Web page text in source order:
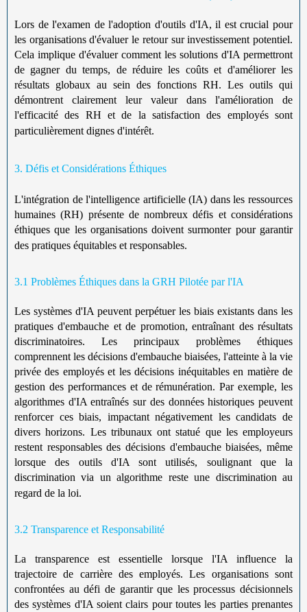
Lors de l'examen de l'adoption d'outils d'IA, il est crucial pour
les organisations d'évaluer le retour sur investissement potentiel.
Cela implique d'évaluer comment les solutions d'IA permettront
de gagner du temps, de réduire les coûts et d'améliorer les
résultats globaux au sein des fonctions RH. Les outils qui
démontrent clairement leur valeur dans l'amélioration de
l'efficacité des RH et de la satisfaction des employés sont
particulièrement dignes d'intérêt.
3. Défis et Considérations Éthiques
L'intégration de l'intelligence artificielle (IA) dans les ressources
humaines (RH) présente de nombreux défis et considérations
éthiques que les organisations doivent surmonter pour garantir
des pratiques équitables et responsables.
3.1 Problèmes Éthiques dans la GRH Pilotée par l'IA
Les systèmes d'IA peuvent perpétuer les biais existants dans les
pratiques d'embauche et de promotion, entraînant des résultats
discriminatoires. Les principaux problèmes éthiques
comprennent les décisions d'embauche biaisées, l'atteinte à la vie
privée des employés et les décisions inéquitables en matière de
gestion des performances et de rémunération. Par exemple, les
algorithmes d'IA entraînés sur des données historiques peuvent
renforcer ces biais, impactant négativement les candidats de
divers horizons. Les tribunaux ont statué que les employeurs
restent responsables des décisions d'embauche biaisées, même
lorsque des outils d'IA sont utilisés, soulignant que la
discrimination via un algorithme reste une discrimination au
regard de la loi.
3.2 Transparence et Responsabilité
La transparence est essentielle lorsque l'IA influence la
trajectoire de carrière des employés. Les organisations sont
confrontées au défi de garantir que les processus décisionnels
des systèmes d'IA soient clairs pour toutes les parties prenantes